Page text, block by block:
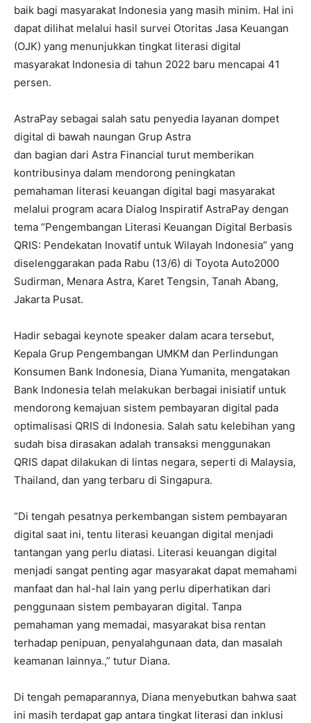
baik bagi masyarakat Indonesia yang masih minim. Hal ini
dapat dilihat melalui hasil survei Otoritas Jasa Keuangan
(OJK) yang menunjukkan tingkat literasi digital
masyarakat Indonesia di tahun 2022 baru mencapai 41
persen.
AstraPay sebagai salah satu penyedia layanan dompet
digital di bawah naungan Grup Astra
dan bagian dari Astra Financial turut memberikan
kontribusinya dalam mendorong peningkatan
pemahaman literasi keuangan digital bagi masyarakat
melalui program acara Dialog Inspiratif AstraPay dengan
tema “Pengembangan Literasi Keuangan Digital Berbasis
QRIS: Pendekatan Inovatif untuk Wilayah Indonesia” yang
diselenggarakan pada Rabu (13/6) di Toyota Auto2000
Sudirman, Menara Astra, Karet Tengsin, Tanah Abang,
Jakarta Pusat.
Hadir sebagai keynote speaker dalam acara tersebut,
Kepala Grup Pengembangan UMKM dan Perlindungan
Konsumen Bank Indonesia, Diana Yumanita, mengatakan
Bank Indonesia telah melakukan berbagai inisiatif untuk
mendorong kemajuan sistem pembayaran digital pada
optimalisasi QRIS di Indonesia. Salah satu kelebihan yang
sudah bisa dirasakan adalah transaksi menggunakan
QRIS dapat dilakukan di lintas negara, seperti di Malaysia,
Thailand, dan yang terbaru di Singapura.
“Di tengah pesatnya perkembangan sistem pembayaran
digital saat ini, tentu literasi keuangan digital menjadi
tantangan yang perlu diatasi. Literasi keuangan digital
menjadi sangat penting agar masyarakat dapat memahami
manfaat dan hal-hal lain yang perlu diperhatikan dari
penggunaan sistem pembayaran digital. Tanpa
pemahaman yang memadai, masyarakat bisa rentan
terhadap penipuan, penyalahgunaan data, dan masalah
keamanan lainnya.,” tutur Diana.
Di tengah pemaparannya, Diana menyebutkan bahwa saat
ini masih terdapat gap antara tingkat literasi dan inklusi